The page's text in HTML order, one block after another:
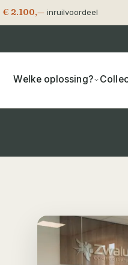
€ 2.100,— inruilvoordeel
Welke oplossing?